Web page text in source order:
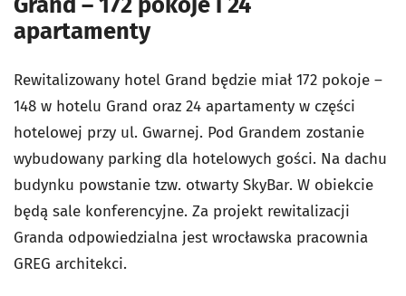
apartamenty
Rewitalizowany hotel Grand będzie miał 172 pokoje –
148 w hotelu Grand oraz 24 apartamenty w części
hotelowej przy ul. Gwarnej. Pod Grandem zostanie
wybudowany parking dla hotelowych gości. Na dachu
budynku powstanie tzw. otwarty SkyBar. W obiekcie
będą sale konferencyjne. Za projekt rewitalizacji
Granda odpowiedzialna jest wrocławska pracownia
GREG architekci.